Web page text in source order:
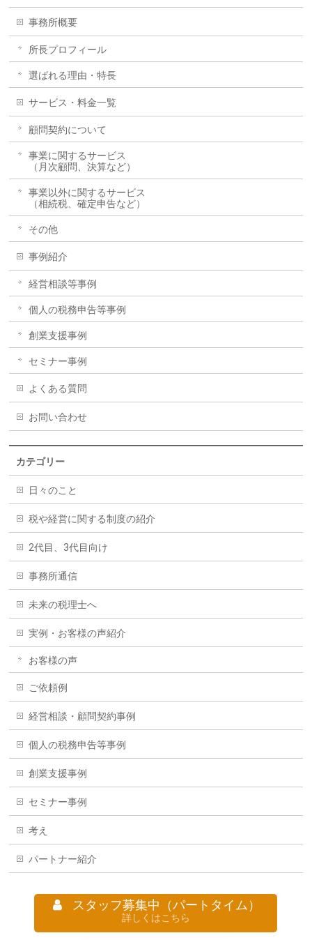
事務所概要
所長プロフィール
選ばれる理由・特長
サービス・料金一覧
顧問契約について
事業に関するサービス
（月次顧問、決算など）
事業以外に関するサービス
（相続税、確定申告など）
その他
事例紹介
経営相談等事例
個人の税務申告等事例
創業支援事例
セミナー事例
よくある質問
お問い合わせ
カテゴリー
日々のこと
税や経営に関する制度の紹介
2代目、3代目向け
事務所通信
未来の税理士へ
実例・お客様の声紹介
お客様の声
ご依頼例
経営相談・顧問契約事例
個人の税務申告等事例
創業支援事例
セミナー事例
考え
パートナー紹介
スタッフ募集中（パートタイム）
詳しくはこちら